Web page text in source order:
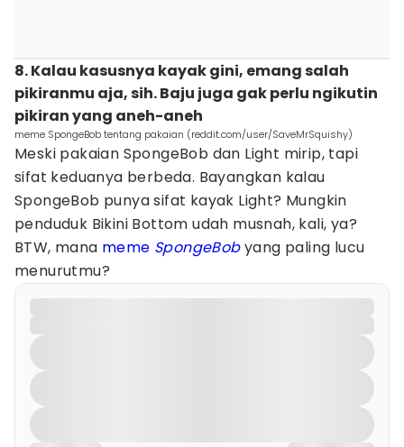
8. Kalau kasusnya kayak gini, emang salah
pikiranmu aja, sih. Baju juga gak perlu ngikutin
pikiran yang aneh-aneh
meme SpongeBob tentang pakaian (reddit.com/user/SaveMrSquishy)
Meski pakaian SpongeBob dan Light mirip, tapi
sifat keduanya berbeda. Bayangkan kalau
SpongeBob punya sifat kayak Light? Mungkin
penduduk Bikini Bottom udah musnah, kali, ya?
BTW, mana meme SpongeBobyang paling lucu
menurutmu?